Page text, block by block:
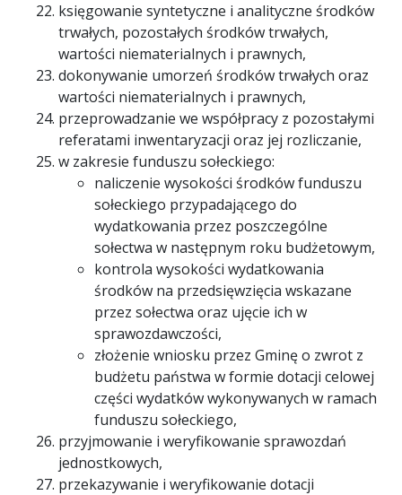
księgowanie syntetyczne i analityczne środków
trwałych, pozostałych środków trwałych,
wartości niematerialnych i prawnych,
dokonywanie umorzeń środków trwałych oraz
wartości niematerialnych i prawnych,
przeprowadzanie we współpracy z pozostałymi
referatami inwentaryzacji oraz jej rozliczanie,
w zakresie funduszu sołeckiego:
naliczenie wysokości środków funduszu
sołeckiego przypadającego do
wydatkowania przez poszczególne
sołectwa w następnym roku budżetowym,
kontrola wysokości wydatkowania
środków na przedsięwzięcia wskazane
przez sołectwa oraz ujęcie ich w
sprawozdawczości,
złożenie wniosku przez Gminę o zwrot z
budżetu państwa w formie dotacji celowej
części wydatków wykonywanych w ramach
funduszu sołeckiego,
przyjmowanie i weryfikowanie sprawozdań
jednostkowych,
przekazywanie i weryfikowanie dotacji